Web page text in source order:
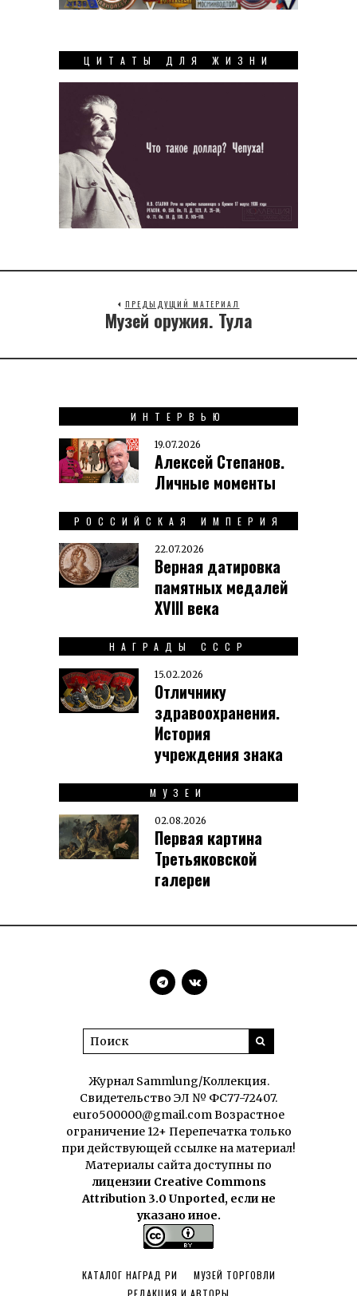
ЦИТАТЫ ДЛЯ ЖИЗНИ
ПРЕДЫДУЩИЙ МАТЕРИАЛ
Previous
Музей оружия. Тула
ИНТЕРВЬЮ
19.07.2026
Алексей Степанов.
Личные моменты
РОССИЙСКАЯ ИМПЕРИЯ
22.07.2026
Верная датировка
памятных медалей
XVIII века
НАГРАДЫ СССР
15.02.2026
Отличнику
здравоохранения.
История
учреждения знака
МУЗЕИ
02.08.2026
Первая картина
Третьяковской
галереи
Журнал Sammlung/Коллекция.
Свидетельство ЭЛ № ФС77-72407.
euro500000@gmail.com Возрастное
ограничение 12+ Перепечатка только
при действующей ссылке на материал!
Материалы сайта доступны по
лицензии Creative Commons
Attribution 3.0 Unported, если не
указано иное.
КАТАЛОГ НАГРАД РИ
МУЗЕЙ ТОРГОВЛИ